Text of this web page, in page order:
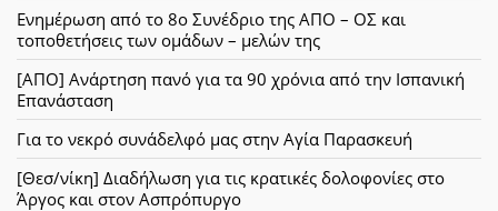
Ενημέρωση από το 8ο Συνέδριο της ΑΠΟ – ΟΣ και
τοποθετήσεις των ομάδων – μελών της
[ΑΠΟ] Ανάρτηση πανό για τα 90 χρόνια από την Ισπανική
Επανάσταση
Για το νεκρό συνάδελφό μας στην Αγία Παρασκευή
[Θεσ/νίκη] Διαδήλωση για τις κρατικές δολοφονίες στο
Άργος και στον Ασπρόπυργο